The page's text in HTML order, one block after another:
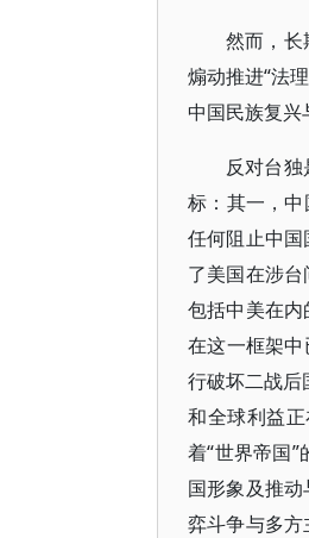
然而，长
煽动推进“法
中国民族复兴
反对台
标：其一，
任何阻止中
了美国在涉
包括中美在
在这一框架
行破坏二战后
和全球利益
着“世界帝国
国形象及推
弈斗争与多